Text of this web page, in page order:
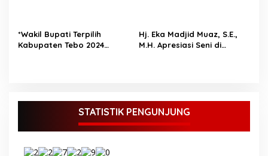
*Wakil Bupati Terpilih
Kabupaten Tebo 2024
Hj. Eka Madjid Muaz, S.E.,
M.H. Apresiasi Seni di
STATISTIK PENGUNJUNG